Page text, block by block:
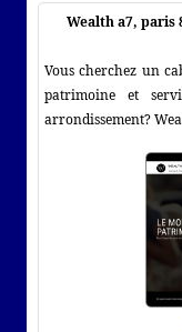
Wealth a7, paris
Vous cherchez un
patrimoine et
arrondissement?